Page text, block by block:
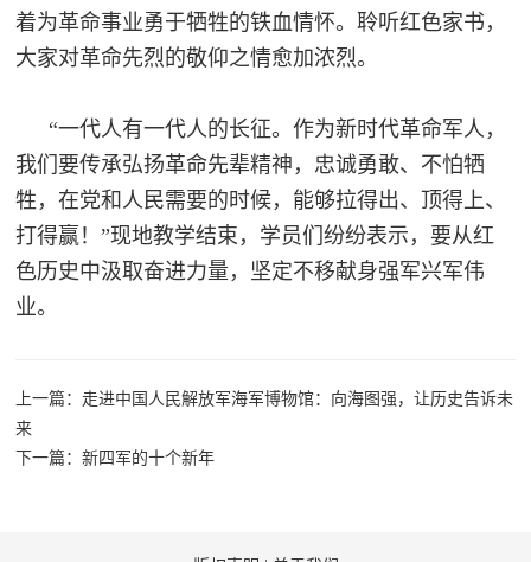
国
防
员
人
防
空
人
民
国
防
库
着为革命事业勇于牺牲的铁血情怀。聆听红色家书，
大家对革命先烈的敬仰之情愈加浓烈。
“一代人有一代人的长征。作为新时代革命军人，
我们要传承弘扬革命先辈精神，忠诚勇敢、不怕牺
牲，在党和人民需要的时候，能够拉得出、顶得上、
打得赢！”现地教学结束，学员们纷纷表示，要从红
色历史中汲取奋进力量，坚定不移献身强军兴军伟
业。
上一篇：走进中国人民解放军海军博物馆：向海图强，让历史告诉未
来
下一篇：新四军的十个新年